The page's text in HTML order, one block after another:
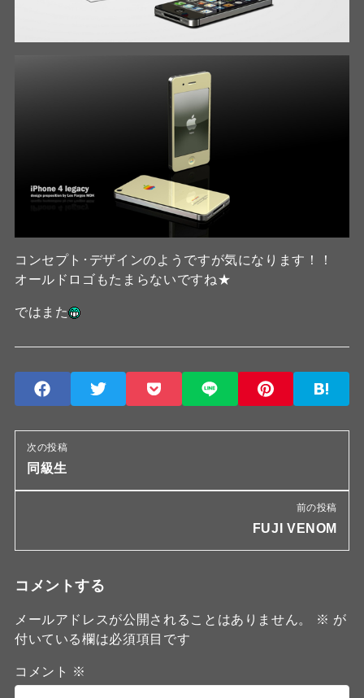
コンセプト･デザインのようですが気になります！！
オールドロゴもたまらないですね★
ではまた
次の投稿
同級生
前の投稿
FUJI VENOM
コメントする
メールアドレスが公開されることはありません。 ※ が
付いている欄は必須項目です
コメント ※